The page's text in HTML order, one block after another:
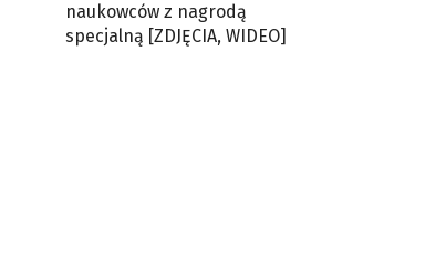
naukowców z nagrodą
specjalną [ZDJĘCIA, WIDEO]